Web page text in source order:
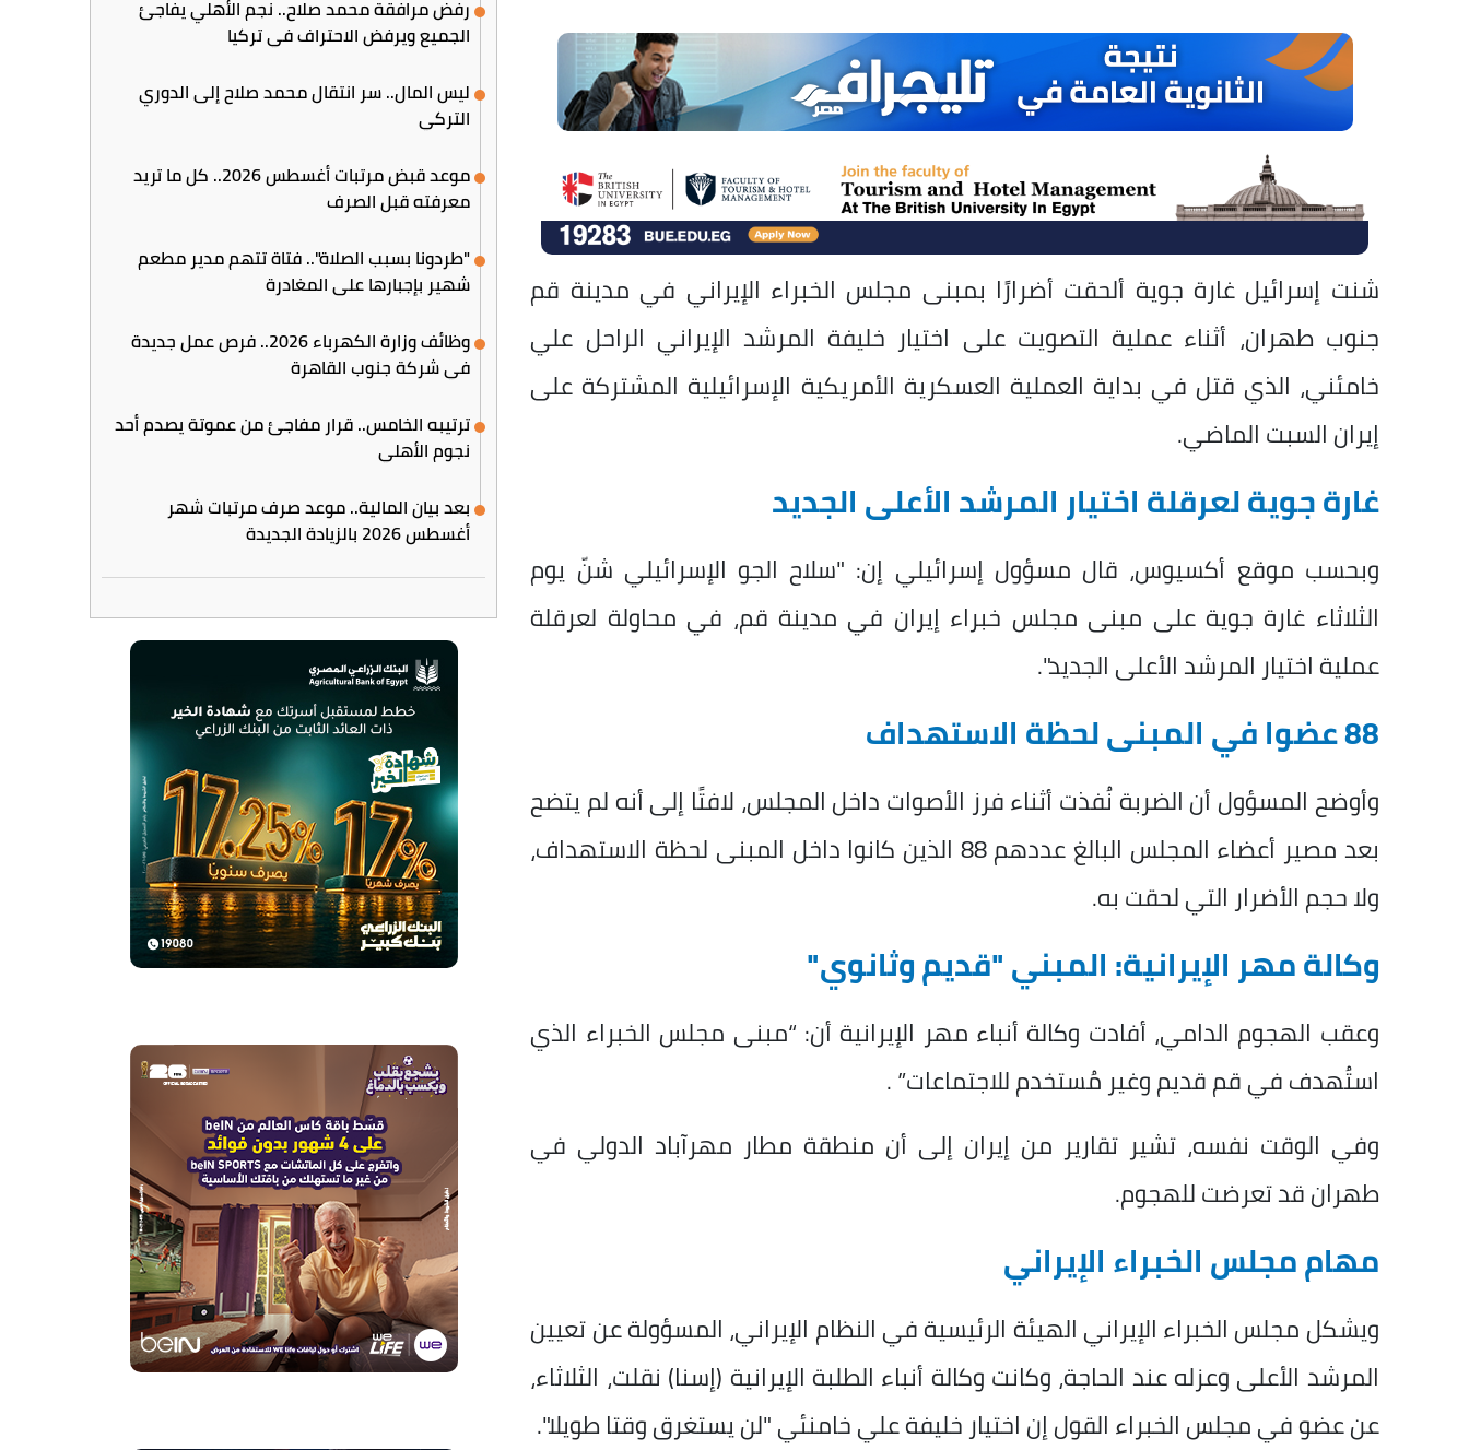
شنت إسرائيل غارة جوية ألحقت أضرارًا بمبنى مجلس الخبراء الإيراني في مدينة قم
جنوب طهران، أثناء عملية التصويت على اختيار خليفة المرشد الإيراني الراحل علي
خامئني، الذي قتل في بداية العملية العسكرية الأمريكية الإسرائيلية المشتركة على
إيران السبت الماضي.
غارة جوية لعرقلة اختيار المرشد الأعلى الجديد
وبحسب موقع أكسيوس، قال مسؤول إسرائيلي إن: "سلاح الجو الإسرائيلي شنّ يوم
الثلاثاء غارة جوية على مبنى مجلس خبراء إيران في مدينة قم، في محاولة لعرقلة
عملية اختيار المرشد الأعلى الجديد".
88 عضوا في المبنى لحظة الاستهداف
وأوضح المسؤول أن الضربة نُفذت أثناء فرز الأصوات داخل المجلس، لافتًا إلى أنه لم يتضح
بعد مصير أعضاء المجلس البالغ عددهم 88 الذين كانوا داخل المبنى لحظة الاستهداف،
ولا حجم الأضرار التي لحقت به.
وكالة مهر الإيرانية: المبني "قديم وثانوي"
وعقب الهجوم الدامي، أفادت وكالة أنباء مهر الإيرانية أن: “مبنى مجلس الخبراء الذي
استُهدف في قم قديم وغير مُستخدم للاجتماعات” .
وفي الوقت نفسه، تشير تقارير من إيران إلى أن منطقة مطار مهرآباد الدولي في
طهران قد تعرضت للهجوم.
مهام مجلس الخبراء الإيراني
ويشكل مجلس الخبراء الإيراني الهيئة الرئيسية في النظام الإيراني، المسؤولة عن تعيين
المرشد الأعلى وعزله عند الحاجة، وكانت ​وكالة ‌أنباء الطلبة الإيرانية (إسنا) نقلت، ​الثلاثاء،
عن ⁠عضو ​في مجلس ​الخبراء القول ‌إن ⁠اختيار خليفة علي ​خامنئي "لن ​يستغرق ⁠وقتا طويلا".
رفض مرافقة محمد صلاح.. نجم الأهلي يفاجئ
الجميع ويرفض الاحتراف في تركيا
ليس المال.. سر انتقال محمد صلاح إلى الدوري
التركي
موعد قبض مرتبات أغسطس 2026.. كل ما تريد
معرفته قبل الصرف
"طردونا بسبب الصلاة".. فتاة تتهم مدير مطعم
شهير بإجبارها على المغادرة
وظائف وزارة الكهرباء 2026.. فرص عمل جديدة
في شركة جنوب القاهرة
ترتيبه الخامس.. قرار مفاجئ من عموتة يصدم أحد
نجوم الأهلي
بعد بيان المالية.. موعد صرف مرتبات شهر
أغسطس 2026 بالزيادة الجديدة